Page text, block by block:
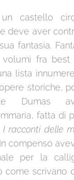
castello
deve aver
fantasia.
volumi fra best
lista
storiche,
Dumas
fatta di
I racconti delle
compenso
per la
come scrivano